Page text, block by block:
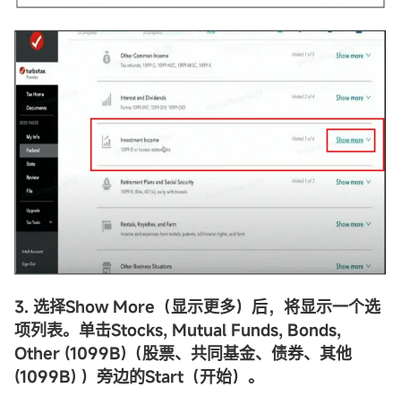
3. 选择Show More（显示更多）后，将显示一个选
项列表。单击Stocks, Mutual Funds, Bonds,
Other (1099B)（股票、共同基金、债券、其他
(1099B) ）旁边的Start（开始）。